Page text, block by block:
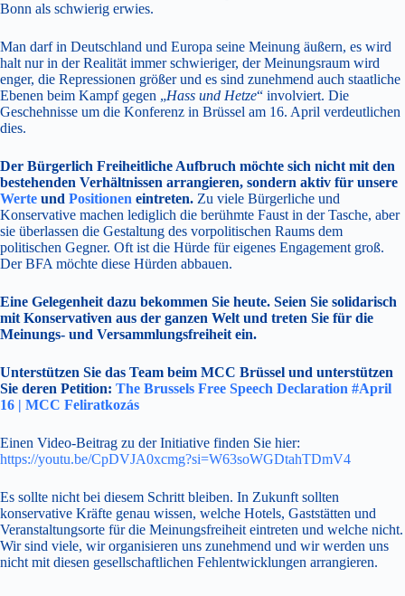
Bonn als schwierig erwies.
Man darf in Deutschland und Europa seine Meinung äußern, es wird
halt nur in der Realität immer schwieriger, der Meinungsraum wird
enger, die Repressionen größer und es sind zunehmend auch staatliche
Ebenen beim Kampf gegen „Hass und Hetze“ involviert. Die
Geschehnisse um die Konferenz in Brüssel am 16. April verdeutlichen
dies.
Der Bürgerlich Freiheitliche Aufbruch möchte sich nicht mit den
bestehenden Verhältnissen arrangieren, sondern aktiv für unsere
Werte und Positionen eintreten. Zu viele Bürgerliche und
Konservative machen lediglich die berühmte Faust in der Tasche, aber
sie überlassen die Gestaltung des vorpolitischen Raums dem
politischen Gegner. Oft ist die Hürde für eigenes Engagement groß.
Der BFA möchte diese Hürden abbauen.
Eine Gelegenheit dazu bekommen Sie heute. Seien Sie solidarisch
mit Konservativen aus der ganzen Welt und treten Sie für die
Meinungs- und Versammlungsfreiheit ein.
Unterstützen Sie das Team beim MCC Brüssel und unterstützen
Sie deren Petition: The Brussels Free Speech Declaration #April
16 | MCC Feliratkozás
Einen Video-Beitrag zu der Initiative finden Sie hier:
https://youtu.be/CpDVJA0xcmg?si=W63soWGDtahTDmV4
Es sollte nicht bei diesem Schritt bleiben. In Zukunft sollten
konservative Kräfte genau wissen, welche Hotels, Gaststätten und
Veranstaltungsorte für die Meinungsfreiheit eintreten und welche nicht.
Wir sind viele, wir organisieren uns zunehmend und wir werden uns
nicht mit diesen gesellschaftlichen Fehlentwicklungen arrangieren.